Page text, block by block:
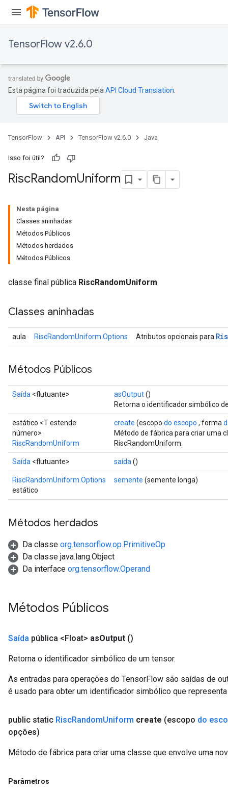
TensorFlow v2.6.0
Esta página foi traduzida pela API Cloud Translation
TensorFlow API TensorFlow v2.6.0 Java
Isso foi útil?
RiscRandomUniform
Nesta página
Classes aninhadas
Métodos Públicos
Métodos herdados
Métodos Públicos
classe final pública RiscRandomUniform
Classes aninhadas
aula RiscRandomUniform.Options Atributos opcionais para
Métodos Públicos
Saída <flutuante> asOutput()
Retorna o identificador simbólico
estático <T estende
número>
RiscRandomUniform
create (escopo do escopo , forma
Método de fábrica para criar uma
RiscRandomUniform.
Saída <flutuante> saída ()
RiscRandomUniform.Options
estático
semente (semente longa)
Métodos herdados
Da classe org.tensorflow.op.PrimitiveOp
Da classe java.lang.Object
Da interface org.tensorflow.Operand
Métodos Públicos
Saída pública <Float> asOutput ()
Retorna o identificador simbólico de um tensor.
As entradas para operações do TensorFlow são saídas de
é usado para obter um identificador simbólico que
public static RiscRandomUniform create (escopo do
opções)
Método de fábrica para criar uma classe que envolve uma
Parâmetros